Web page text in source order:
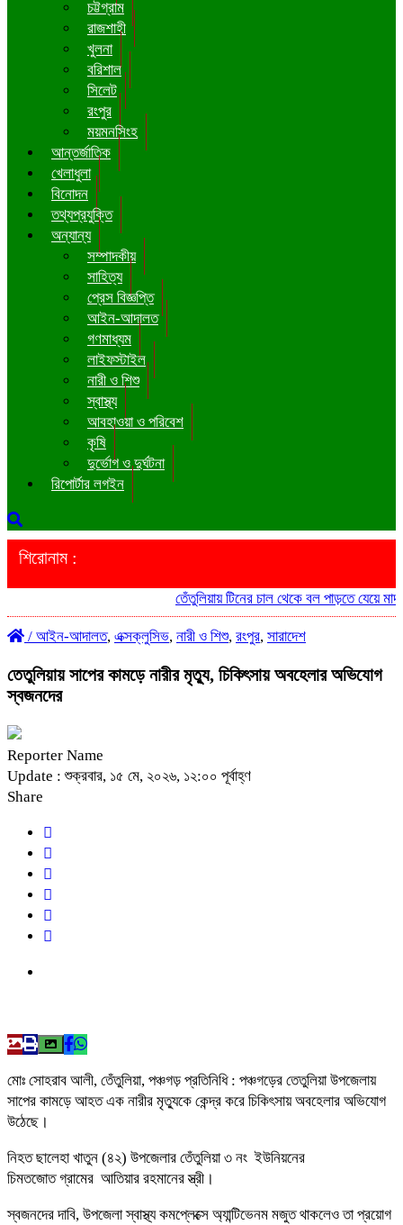
চট্টগ্রাম
রাজশাহী
খুলনা
বরিশাল
সিলেট
রংপুর
ময়মনসিংহ
আন্তর্জাতিক
খেলাধুলা
বিনোদন
তথ্যপ্রযুক্তি
অন্যান্য
সম্পাদকীয়
সাহিত্য
প্রেস বিজ্ঞপ্তি
আইন-আদালত
গণমাধ্যম
লাইফস্টাইল
নারী ও শিশু
স্বাস্থ্য
আবহাওয়া ও পরিবেশ
কৃষি
দুর্ভোগ ও দুর্ঘটনা
রিপোর্টার লগইন
শিরোনাম :
তেঁতুলিয়ায় টিনের চাল থেকে বল পাড়তে যেয়ে
/ আইন-আদালত, এক্সক্লুসিভ, নারী ও শিশু, রংপুর, সারাদেশ
তেতুলিয়ায় সাপের কামড়ে নারীর মৃত্যু, চিকিৎসায় অবহেলার অভিযোগ
স্বজনদের
Reporter Name
Update : শুক্রবার, ১৫ মে, ২০২৬, ১২:০০ পূর্বাহ্ণ
Share
মোঃ সোহরাব আলী, তেঁতুলিয়া, পঞ্চগড় প্রতিনিধি : পঞ্চগড়ের তেতুলিয়া উপজেলায়
সাপের কামড়ে আহত এক নারীর মৃত্যুকে কেন্দ্র করে চিকিৎসায় অবহেলার অভিযোগ
উঠেছে।
নিহত ছালেহা খাতুন (৪২) উপজেলার তেঁতুলিয়া ৩ নং ইউনিয়নের
চিমতজোত গ্রামের আতিয়ার রহমানের স্ত্রী।
স্বজনদের দাবি, উপজেলা স্বাস্থ্য কমপ্লেক্সে অ্যান্টিভেনম মজুত থাকলেও তা প্রয়োগ